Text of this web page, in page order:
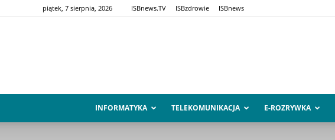
piątek, 7 sierpnia, 2026 ISBnews.TV ISBzdrowie ISBnews
INFORMATYKA TELEKOMUNIKACJA E-ROZRYWKA